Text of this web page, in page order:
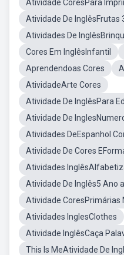
Atividade CoresPara
Atividade De InglêsFrutas
Atividades De
Cores Em InglêsInfantil
Aprendendoas Cores
AtividadeArte Cores
Atividade De InglêsPara
Atividade De
Atividades DeEspanhol
Atividade De Cores
Atividades
Atividade De Inglês5 Ano
Atividade CoresPrimárias
Atividades InglesClothes
Atividade InglêsCaça
This Is MeAtividade De